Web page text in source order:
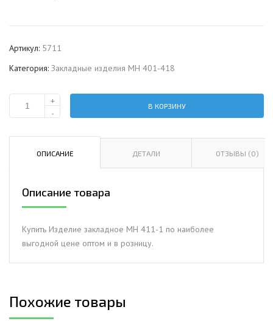
Артикул: 5711
Категория: Закладные изделия МН 401-418
Количество
закладное
+
-
В КОРЗИНУ
ОПИСАНИЕ ДЕТАЛИ ОТЗЫВЫ (0)
Описание товара
Купить Изделие закладное МН 411-1 по наиболее
выгодной цене оптом и в розницу.
Похожие товары